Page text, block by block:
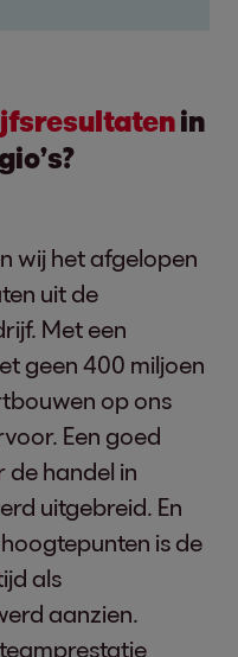
in
wij het afgelopen
uit de
Met een
geen 400 miljoen
op ons
Een goed
de handel in
uitgebreid. En
is de
als
aanzien.